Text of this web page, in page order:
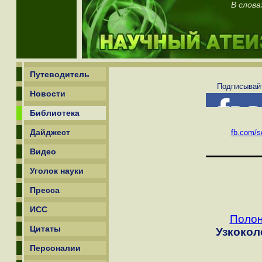
В
Путеводитель
Новости
Библиотека
Дайджест
Видео
Уголок науки
Пресса
ИСС
Цитаты
Персоналии
fb.com/